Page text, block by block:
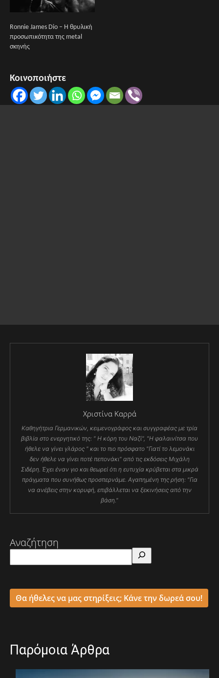
Ronnie James Dio – Η θρυλική
προσωπικότητα της metal
σκηνής
Κοινοποιήστε
Χριστίνα Καρρά
Καθηγήτρια Γερμανικών, κειμενογράφος και συγγραφέας με τρία
βιβλία στο ενεργητικό της: " Η κόρη του Ναζί", "Η φαλαινίτσα που
ήθελε να γίνει γλάρος " και το πιο πρόσφατο "Γιατί το λεμονάκι
δεν ήθελε να γίνει ποτέ πεπονάκι" από τις εκδόσεις Μιχάλη
Σιδέρη. Έχει έναν γιο και θεωρεί ότι η ευτυχία κρύβεται στα μικρά
πράγματα που συνήθως προσπερνάμε. Αγαπημένη της ρήση: "Για
να ανέβεις στην κορυφή, επιβάλλεται να ξεκινήσεις από την
βάση."
Αναζήτηση
Θα ήθελες να μας στηρίξεις; Κάνε την δωρεά σου!
Παρόμοια Άρθρα